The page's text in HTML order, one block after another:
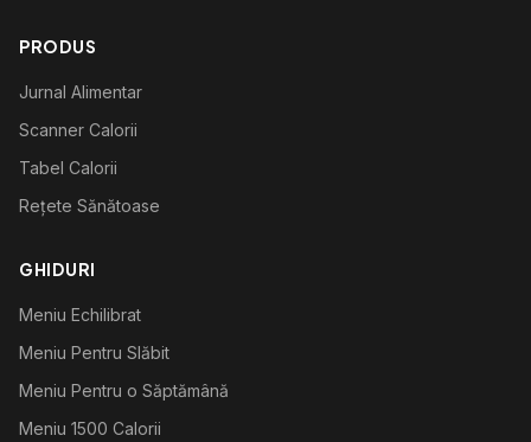
PRODUS
Jurnal Alimentar
Scanner Calorii
Tabel Calorii
Rețete Sănătoase
GHIDURI
Meniu Echilibrat
Meniu Pentru Slăbit
Meniu Pentru o Săptămână
Meniu 1500 Calorii